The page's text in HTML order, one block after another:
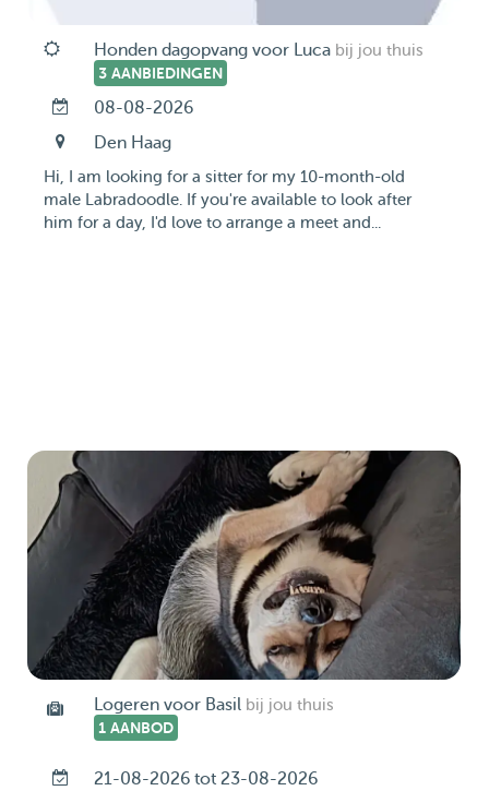
Honden dagopvang voor Luca bij jou thuis
3 AANBIEDINGEN
08-08-2026
Den Haag
Hi, I am looking for a sitter for my 10-month-old
male Labradoodle. If you're available to look after
him for a day, I'd love to arrange a meet and...
Logeren voor Basil bij jou thuis
1 AANBOD
21-08-2026 tot 23-08-2026